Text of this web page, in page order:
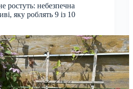
ростуть: небезпечна
яку роблять 9 із 10